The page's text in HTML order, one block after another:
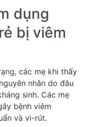
dụng
bị viêm
các mẹ khi thấy
nhân do đâu
sinh. Các mẹ
bệnh viêm
và vi-rút.